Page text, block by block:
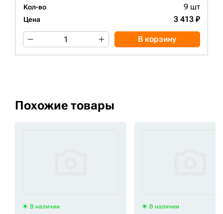
Кол-во 9 шт
Цена 3 413 ₽
В корзину
Похожие товары
В наличии
В наличии